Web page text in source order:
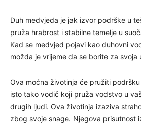
Duh medvjeda je jak izvor podrške u
pruža hrabrost i stabilne temelje u
Kad se medvjed pojavi kao duhovni
možda je vrijeme da se borite za svoja
Ova moćna životinja će pružiti
isto tako vodič koji pruža vodstvo u
drugih ljudi. Ova životinja izaziva
zbog svoje snage. Njegova prisutnost